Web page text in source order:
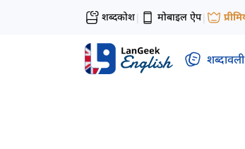
शब्दकोश| मोबाइल ऐप|
शब्दावली